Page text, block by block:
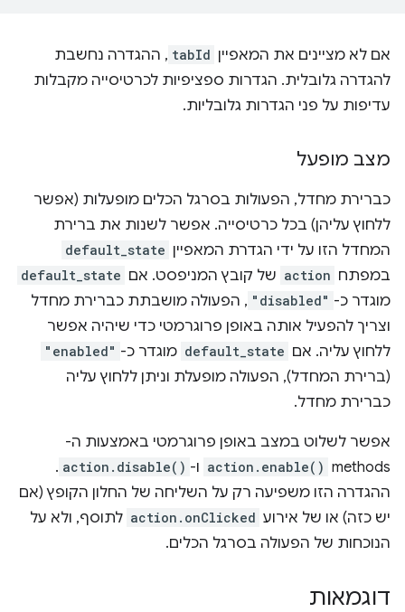
אם לא מציינים את המאפיין tabId , ההגדרה נחשבת
להגדרה גלובלית. הגדרות ספציפיות לכרטיסייה מקבלות
עדיפות על פני הגדרות גלובליות.
מצב מופעל
כברירת מחדל, הפעולות בסרגל הכלים מופעלות (אפשר
ללחוץ עליהן) בכל כרטיסייה. אפשר לשנות את ברירת
המחדל הזו על ידי הגדרת המאפיין default_state
במפתח action של קובץ המניפסט. אם default_state
מוגדר כ- "disabled" , הפעולה מושבתת כברירת מחדל
וצריך להפעיל אותה באופן פרוגרמטי כדי שיהיה אפשר
ללחוץ עליה. אם default_state מוגדר כ- "enabled"
(ברירת המחדל), הפעולה מופעלת וניתן ללחוץ עליה
כברירת מחדל.
אפשר לשלוט במצב באופן פרוגרמטי באמצעות ה-
methods‏
action.enable() ו- action.disable()
.
ההגדרה הזו משפיעה רק על השליחה של החלון הקופץ (אם
יש כזה) או של אירוע action.onClicked לתוסף, ולא על
הנוכחות של הפעולה בסרגל הכלים.
דוגמאות